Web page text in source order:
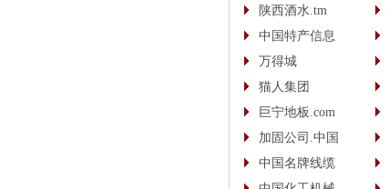
陕西酒水.tm
中国特产信息
万得城
猫人集团
巨宁地板.com
加固公司.中国
中国名牌线缆